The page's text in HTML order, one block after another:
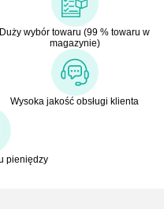
Duży wybór towaru (99 % towaru w
magazynie)
Wysoka jakość obsługi klienta
pieniędzy